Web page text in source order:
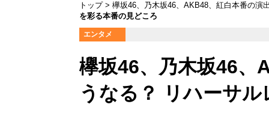
トップ
欅坂46、乃木坂46、AKB48、紅白本番の演
を彩る本番の見どころ
エンタメ
欅坂46、乃木坂46、
うなる？ リハーサル